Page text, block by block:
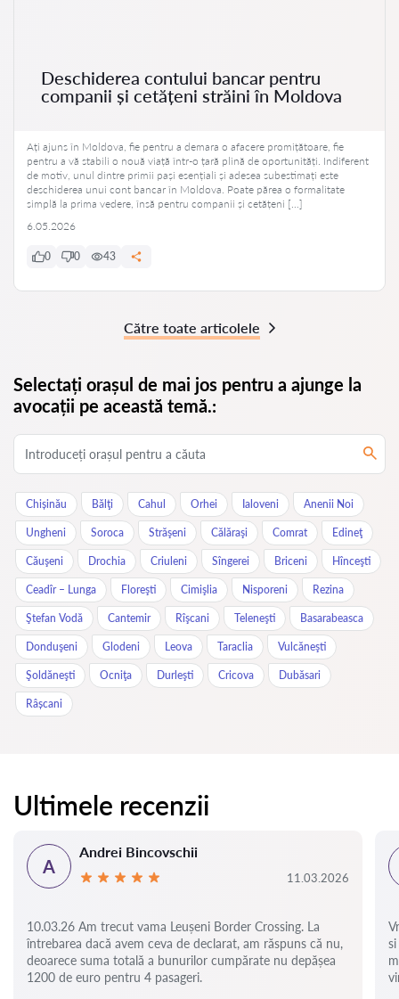
Deschiderea contului bancar pentru
companii și cetățeni străini în Moldova
Ați ajuns în Moldova, fie pentru a demara o afacere promițătoare, fie
pentru a vă stabili o nouă viață într-o țară plină de oportunități. Indiferent
de motiv, unul dintre primii pași esențiali și adesea subestimați este
deschiderea unui cont bancar în Moldova. Poate părea o formalitate
simplă la prima vedere, însă pentru companii și cetățeni […]
6.05.2026
0 0 43
Către toate articolele
Selectați orașul de mai jos pentru a ajunge la
avocații pe această temă.:
Chișinău Bălţi Cahul Orhei Ialoveni Anenii Noi
Ungheni Soroca Străşeni Călăraşi Comrat Edineţ
Căuşeni Drochia Criuleni Sîngerei Briceni Hînceşti
Ceadîr – Lunga Floreşti Cimişlia Nisporeni Rezina
Ştefan Vodă Cantemir Rîşcani Teleneşti Basarabeasca
Donduşeni Glodeni Leova Taraclia Vulcăneşti
Şoldăneşti Ocniţa Durleşti Cricova Dubăsari
Râșcani
Ultimele recenzii
A
Andrei Bincovschii
11.03.2026
10.03.26 Am trecut vama Leușeni Border Crossing. La
întrebarea dacă avem ceva de declarat, am răspuns că nu,
deoarece suma totală a bunurilor cumpărate nu depășea
1200 de euro pentru 4 pasageri.